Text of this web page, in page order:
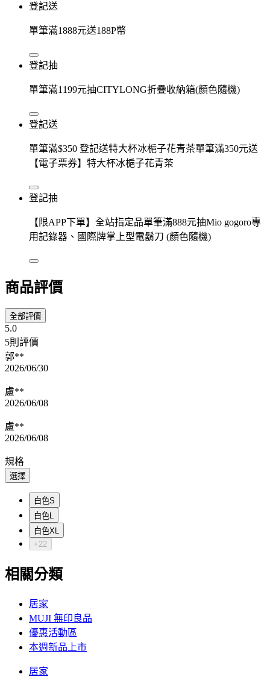
登記送
單筆滿1888元送188P幣
登記抽
單筆滿1199元抽CITYLONG折疊收納箱(顏色隨機)
登記送
單筆滿$350 登記送特大杯冰梔子花青茶單筆滿350元送
【電子票券】特大杯冰梔子花青茶
登記抽
【限APP下單】全站指定品單筆滿888元抽Mio gogoro專
用記錄器、國際牌掌上型電鬍刀 (顏色隨機)
商品評價
全部評價
5.0
5則評價
郭**
2026/06/30
盧**
2026/06/08
盧**
2026/06/08
規格
選擇
白色S
白色L
白色XL
+22
相關分類
居家
MUJI 無印良品
優惠活動區
本週新品上市
居家